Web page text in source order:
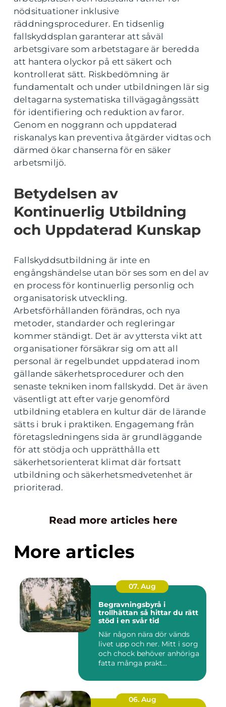
nödsituationer inklusive
räddningsprocedurer. En tidsenlig
fallskyddsplan garanterar att såväl
arbetsgivare som arbetstagare är beredda
att hantera olyckor på ett säkert och
kontrollerat sätt. Riskbedömning är
fundamentalt och under utbildningen lär sig
deltagarna systematiska tillvägagångssätt
för identifiering och reduktion av faror.
Genom en noggrann och uppdaterad
riskanalys kan preventiva åtgärder vidtas och
därmed ökar chanserna för en säker
arbetsmiljö.
Betydelsen av
Kontinuerlig Utbildning
och Uppdaterad Kunskap
Fallskyddsutbildning är inte en
engångshändelse utan bör ses som en del av
en process för kontinuerlig personlig och
organisatorisk utveckling.
Arbetsförhållanden förändras, och nya
metoder, standarder och regleringar
kommer ständigt. Det är av yttersta vikt att
organisationer försäkrar sig om att all
personal är regelbundet uppdaterad inom
gällande säkerhetsprocedurer och den
senaste tekniken inom fallskydd. Det är även
väsentligt att efter varje genomförd
utbildning etablera en kultur där de lärande
sätts i bruk i praktiken. Engagemang från
företagsledningens sida är grundläggande
för att stödja och upprätthålla ett
säkerhetsorienterat klimat där fortsatt
utbildning och säkerhetsmedvetenhet är
prioriterad.
Read more articles here
More articles
07. Aug
Begravningsbyrå i
trollhättan så hittar du rätt
stöd i en svår tid
När någon nära dör vänds
livet upp och ner. Mitt i sorg
och chock behöver anhöriga
fatta många prakt...
06. Aug